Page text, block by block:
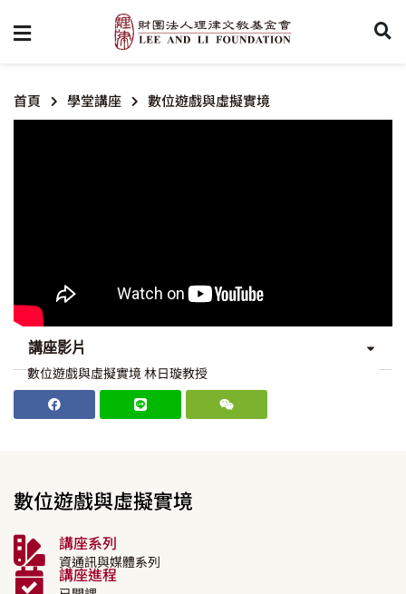
首頁 學堂講座 數位遊戲與虛擬實境
講座影片
數位遊戲與虛擬實境 林日璇教授
數位遊戲與虛擬實境
講座系列
資通訊與媒體系列
講座進程